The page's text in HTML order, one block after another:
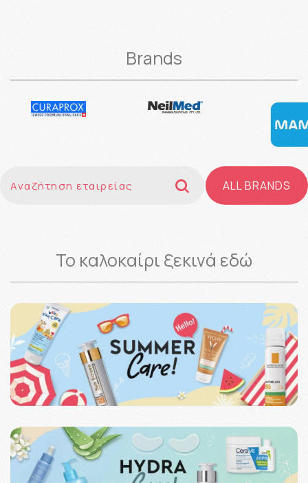
Brands
ALL BRANDS
Το καλοκαίρι ξεκινά εδώ